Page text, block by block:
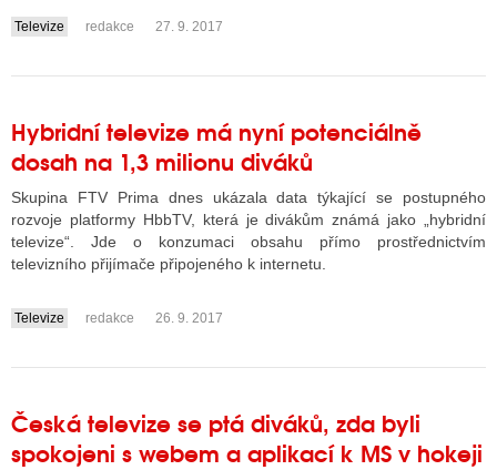
....
Televize redakce 27. 9. 2017
Hybridní televize má nyní potenciálně
dosah na 1,3 milionu diváků
Skupina FTV Prima dnes ukázala data týkající se postupného
rozvoje platformy HbbTV, která je divákům známá jako „hybridní
televize“. Jde o konzumaci obsahu přímo prostřednictvím
televizního přijímače připojeného k internetu.
....
Televize redakce 26. 9. 2017
Česká televize se ptá diváků, zda byli
spokojeni s webem a aplikací k MS v hokeji